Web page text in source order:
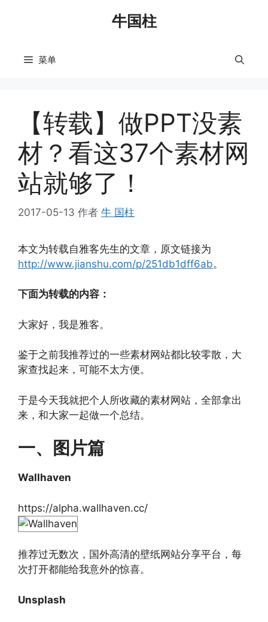
牛国柱
菜单
【转载】做PPT没素
材？看这37个素材网
站就够了！
2017-05-13 作者 牛 国柱
本文为转载自雅客先生的文章，原文链接为
http://www.jianshu.com/p/251db1dff6ab。
下面为转载的内容：
大家好，我是雅客。
鉴于之前我推荐过的一些素材网站都比较零散，大
家查找起来，可能不太方便。
于是今天我就把个人所收藏的素材网站，全部拿出
来，和大家一起做一个总结。
一、图片篇
Wallhaven
https://alpha.wallhaven.cc/
推荐过无数次，国外高清的壁纸网站分享平台，每
次打开都能给我意外的惊喜。
Unsplash